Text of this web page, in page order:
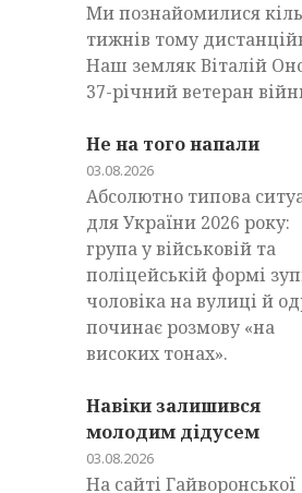
Ми познайомилися
тижнів тому
Наш земляк Віталій
37-річний ветеран
Не на того напали
03.08.2026
Абсолютно типова
для України 2026 року:
група у військовій та
поліцейській формі
чоловіка на вулиці й
починає розмову «на
високих тонах».
Навіки залишився
молодим дідусем
03.08.2026
На сайті Гайворонської